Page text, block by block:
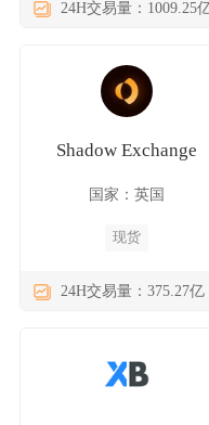
24H交易量：1009.25
Shadow Exchange
国家：英国
现货
24H交易量：375.27亿